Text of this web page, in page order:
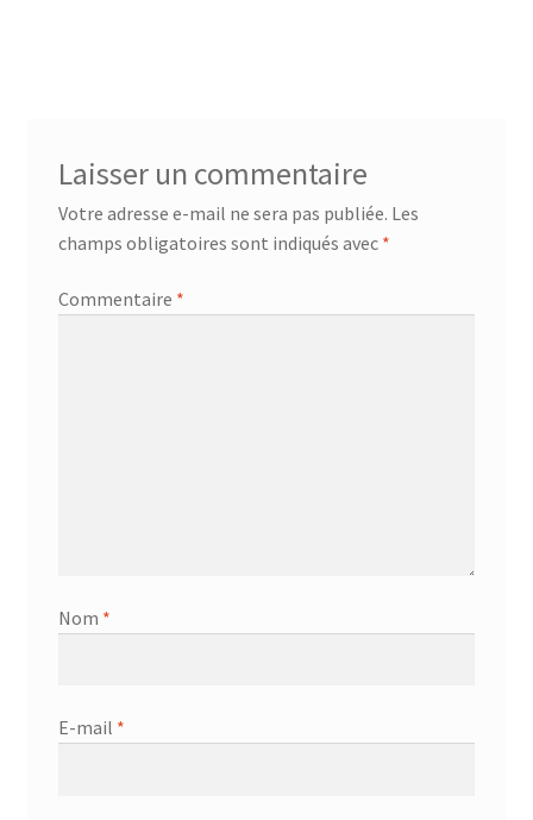
Laisser un commentaire
Votre adresse e-mail ne sera pas publiée. Les
champs obligatoires sont indiqués avec *
Commentaire *
Nom *
E-mail *